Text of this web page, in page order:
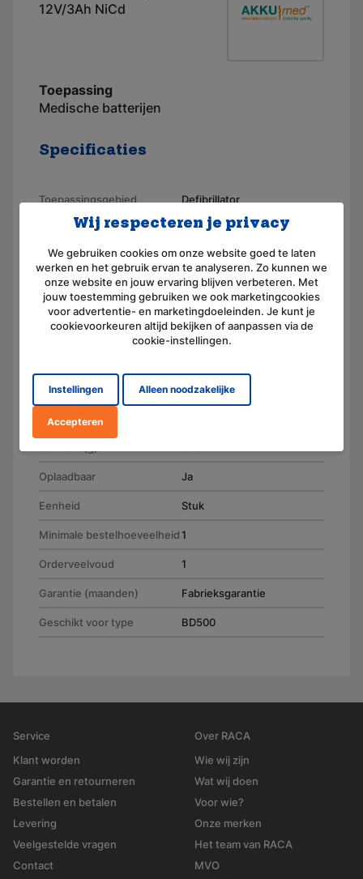
12V/3Ah NiCd
Toepassing
Medische batterijen
Specificaties
Toepassingsgebied Defibrillator
AKKUmed
Geschikt voor merk Hellige
Artikelnummer 110036
Voltage (V) 12,0
3000
Chemie Nikkel-cadmium
Afmeting
(L) 130.0 mm x (B) 53.0 mm
Oplaadbaar Ja
Eenheid Stuk
Minimale bestelhoeveelheid1
Orderveelvoud 1
Garantie (maanden) Fabrieksgarantie
Geschikt voor type BD500
Wij respecteren je privacy
We gebruiken cookies om onze website goed te laten
werken en het gebruik ervan te analyseren. Zo kunnen we
onze website en jouw ervaring blijven verbeteren. Met
jouw toestemming gebruiken we ook marketingcookies
voor advertentie- en marketingdoeleinden. Je kunt je
cookievoorkeuren altijd bekijken of aanpassen via de
cookie-instellingen.
Instellingen Alleen noodzakelijke
Accepteren
Service
Klant worden
Garantie en retourneren
Bestellen en betalen
Levering
Veelgestelde vragen
Contact
Over RACA
Wie wij zijn
Wat wij doen
Voor wie?
Onze merken
Het team van RACA
MVO